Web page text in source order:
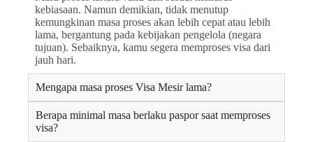
kebiasaan. Namun demikian, tidak menutup
kemungkinan masa proses akan lebih cepat atau lebih
lama, bergantung pada kebijakan pengelola (negara
tujuan). Sebaiknya, kamu segera memproses visa dari
jauh hari.
Mengapa masa proses Visa Mesir lama?
Berapa minimal masa berlaku paspor saat memproses
visa?